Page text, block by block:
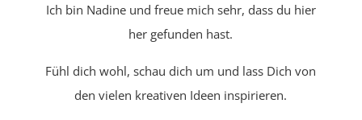
Ich bin Nadine und freue mich sehr, dass du hier
her gefunden hast.
Fühl dich wohl, schau dich um und lass Dich von
den vielen kreativen Ideen inspirieren.